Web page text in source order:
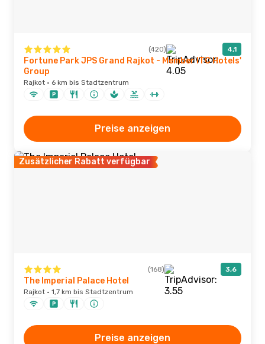
(420) 4,1
Fortune Park JPS Grand Rajkot - Member ITC Hotels'
Group
Rajkot · 6 km bis Stadtzentrum
Preise anzeigen
Zusätzlicher Rabatt verfügbar
(168) 3,6
The Imperial Palace Hotel
Rajkot · 1,7 km bis Stadtzentrum
Preise anzeigen